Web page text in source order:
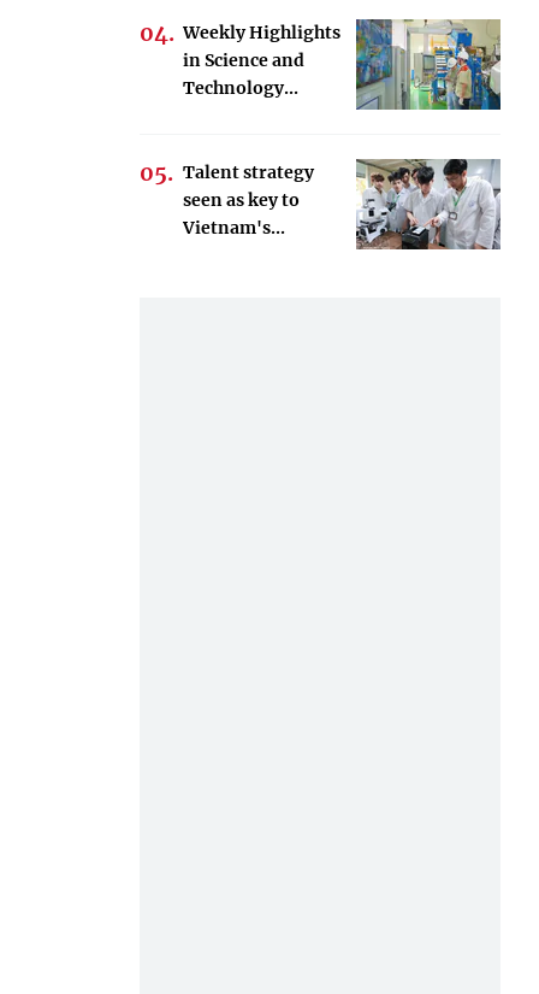
Weekly Highlights
in Science and
Technology...
Talent strategy
seen as key to
Vietnam's...